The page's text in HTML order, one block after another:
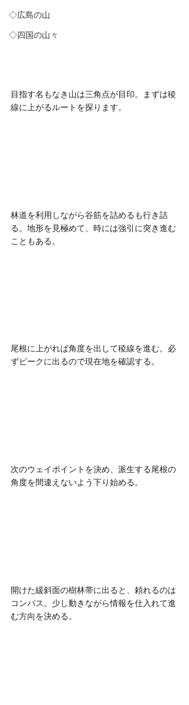
◇広島の山
◇四国の山々
目指す名もなき山は三角点が目印。まずは稜
線に上がるルートを探ります。
林道を利用しながら谷筋を詰めるも行き詰
る。地形を見極めて、時には強引に突き進む
こともある。
尾根に上がれば角度を出して稜線を進む。必
ずピークに出るので現在地を確認する。
次のウェイポイントを決め、派生する尾根の
角度を間違えないよう下り始める。
開けた緩斜面の樹林帯に出ると、頼れるのは
コンパス。少し動きながら情報を仕入れて進
む方向を決める。